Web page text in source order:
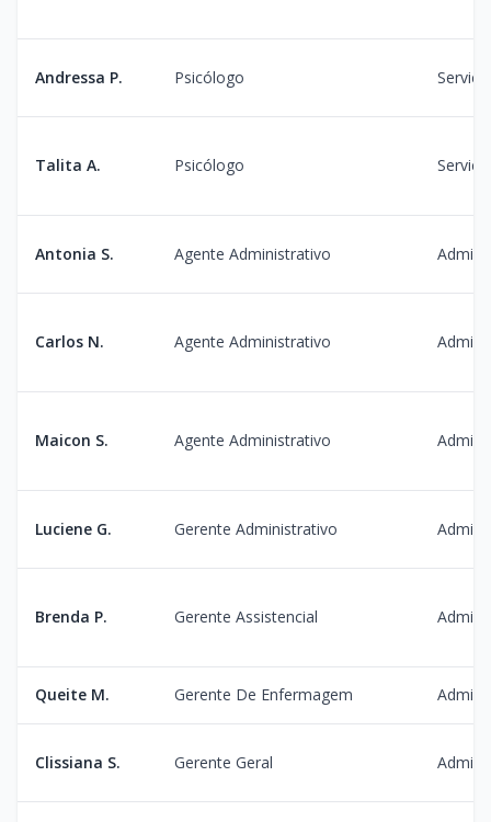
Andressa P. Psicólogo
Talita A. Psicólogo
Antonia S. Agente Administrativo
Carlos N. Agente Administrativo
Maicon S. Agente Administrativo
Luciene G. Gerente Administrativo
Brenda P. Gerente Assistencial
Queite M. Gerente De Enfermagem
Clissiana S. Gerente Geral